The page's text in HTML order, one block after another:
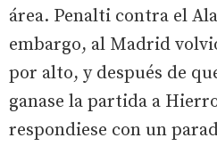
área. Penalti contra el
embargo, al Madrid
por alto, y después de
ganase la partida a
respondiese con un